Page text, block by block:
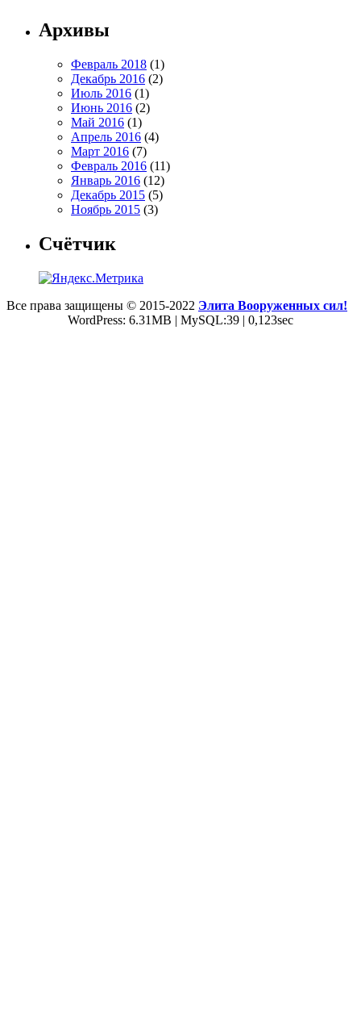
Архивы
Февраль 2018 (1)
Декабрь 2016 (2)
Июль 2016 (1)
Июнь 2016 (2)
Май 2016 (1)
Апрель 2016 (4)
Март 2016 (7)
Февраль 2016 (11)
Январь 2016 (12)
Декабрь 2015 (5)
Ноябрь 2015 (3)
Счётчик
Все права защищены © 2015-2022 Элита Вооруженных сил!
WordPress: 6.31MB | MySQL:39 | 0,123sec